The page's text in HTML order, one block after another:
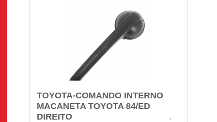
TOYOTA-COMANDO INTERNO
MACANETA TOYOTA 84/ED
DIREITO